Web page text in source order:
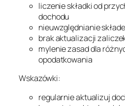
liczenie składki od
dochodu
nieuwzględnianie
brak aktualizacji
mylenie zasad dla
opodatkowania
Wskazówki:
regularnie aktualizuj